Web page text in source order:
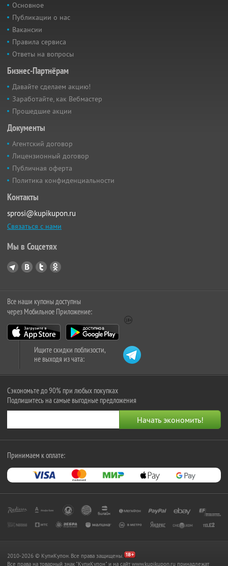
Основное
Публикации о нас
Вакансии
Правила сервиса
Ответы на вопросы
Бизнес-Партнёрам
Давайте сделаем акцию!
Заработайте, как Вебмастер
Прошедшие акции
Документы
Агентский договор
Лицензионный договор
Публичная оферта
Политика конфиденциальности
Контакты
sprosi@kupikupon.ru
Связаться с нами
Мы в Соцсетях
Все наши купоны доступны
через Мобильное Приложение:
Ищите скидки поблизости,
не выходя из чата:
Сэкономьте до 90% при любых покупках
Подпишитесь на самые выгодные предложения
Принимаем к оплате:
2010-2026 © КупиКупон. Все права защищены.
Все права на товарный знак "КупиКупон" и на сайт www.kupikupon.ru принадлежат